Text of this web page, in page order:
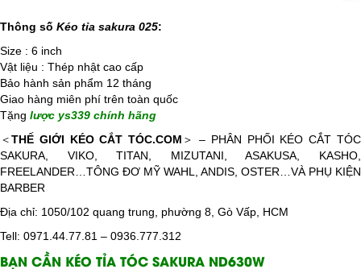
Thông số Kéo tỉa sakura 025:
Size : 6 inch
Vật liệu : Thép nhật cao cấp
Bảo hành sản phẩm 12 tháng
Giao hàng miên phí trên toàn quốc
Tặng lược ys339 chính hãng
​＜THẾ GIỚI KÉO CẮT TÓC.COM ＞ – PHÂN PHỐI KÉO CẮT TÓC
SAKURA, VIKO, TITAN, MIZUTANI, ASAKUSA, KASHO,
FREELANDER…TÔNG ĐƠ MỸ WAHL, ANDIS, OSTER…VÀ PHỤ KIỆN
BARBER
Địa chỉ: 1050/102 quang trung, phường 8, Gò Vấp, HCM
Tell: 0971.44.77.81 – 0936.777.312
BẠN CẦN KÉO TỈA TÓC SAKURA ND630W